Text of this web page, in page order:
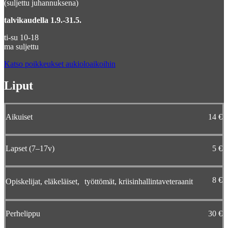
(suljettu juhannuksena)
talvikaudella 1.9.-31.5.
ti-su 10-18
ma suljettu
Katso poikkeukset aukioloaikoihin
Liput
Aikuiset 14 €
Lapset (7–17v) 5 €
Opiskelijat, eläkeläiset, työttömät, kriisinhallintaveteraanit 8 €
Perhelippu 30 €